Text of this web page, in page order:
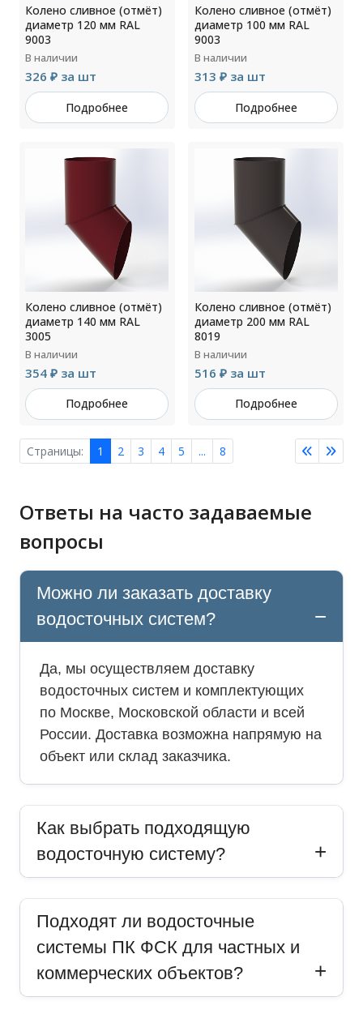
Колено сливное (отмёт)
диаметр 120 мм RAL
9003
В наличии
326 ₽ за шт
Подробнее
Колено сливное (отмёт)
диаметр 100 мм RAL
9003
В наличии
313 ₽ за шт
Подробнее
Колено сливное (отмёт)
диаметр 140 мм RAL
3005
В наличии
354 ₽ за шт
Подробнее
Колено сливное (отмёт)
диаметр 200 мм RAL
8019
В наличии
516 ₽ за шт
Подробнее
Страницы: 1 2 3 4 5 ... 8
Ответы на часто задаваемые
вопросы
Можно ли заказать доставку
водосточных систем?
Да, мы осуществляем доставку
водосточных систем и комплектующих
по Москве, Московской области и всей
России. Доставка возможна напрямую на
объект или склад заказчика.
Как выбрать подходящую
водосточную систему?
Подходят ли водосточные
системы ПК ФСК для частных и
коммерческих объектов?